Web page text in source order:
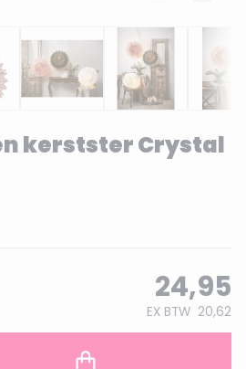
kerstster Crystal
24,95
EX BTW 20,62